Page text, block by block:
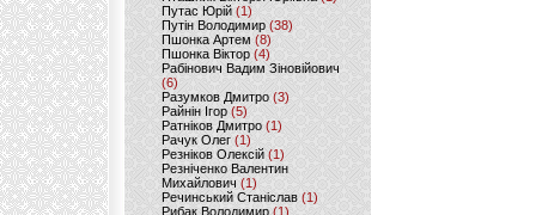
Путас Юрій (1)
Путін Володимир(38)
Пшонка Артем (8)
Пшонка Віктор(4)
Рабінович Вадим Зіновійович
(6)
Разумков Дмитро (3)
Райнін Ігор(5)
Ратніков Дмитро (1)
Рачук Олег (1)
Резніков Олексій(1)
Резніченко Валентин
Михайлович (1)
Речинський Станіслав (1)
Рибак Володимир(1)